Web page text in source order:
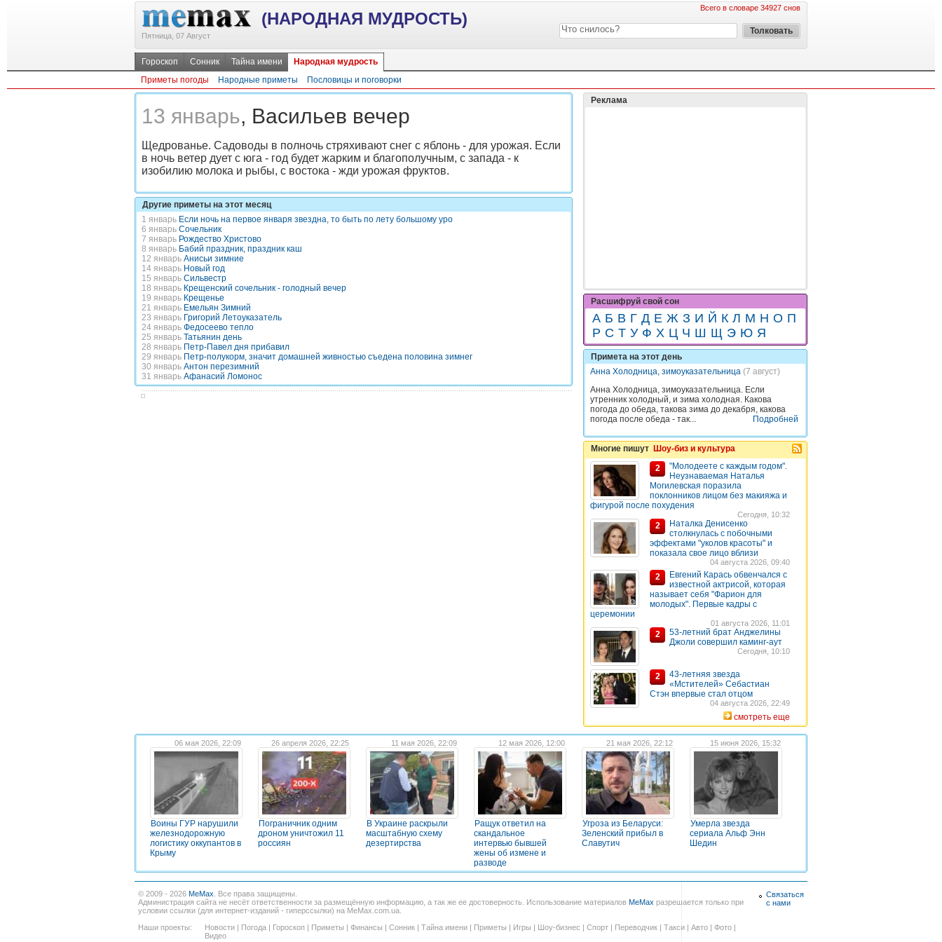
(НАРОДНАЯ МУДРОСТЬ)
Пятница, 07 Август
Всего в словаре 34927 снов
Гороскоп Сонник Тайна имени
Народная мудрость
Приметы погоды
Народные приметы Пословицы и поговорки
13 январь, Васильев вечер
Щедрованье. Садоводы в полночь стряхивают снег с яблонь - для урожая. Если
в ночь ветер дует с юга - год будет жарким и благополучным, с запада - к
изобилию молока и рыбы, с востока - жди урожая фруктов.
Другие приметы на этот месяц
1 январь Если ночь на первое января звездна, то быть по лету большому уро
6 январь Сочельник
7 январь Рождество Христово
8 январь Бабий праздник, праздник каш
12 январь Анисьи зимние
14 январь Новый год
15 январь Сильвестр
18 январь Крещенский сочельник - голодный вечер
19 январь Крещенье
21 январь Емельян Зимний
23 январь Григорий Летоуказатель
24 январь Федосеево тепло
25 январь Татьянин день
28 январь Петр-Павел дня прибавил
29 январь Петр-полукорм, значит домашней живностью съедена половина зимнег
30 январь Антон перезимний
31 январь Афанасий Ломонос
Реклама
Расшифруй свой сон
А Б В Г Д Е Ж З И Й К Л М Н О П
Р С Т У Ф Х Ц Ч Ш Щ Э Ю Я
Примета на этот день
Анна Холодница, зимоуказательница (7 август)
Анна Холодница, зимоуказательница. Если
утренник холодный, и зима холодная. Какова
погода до обеда, такова зима до декабря, какова
погода после обеда - так...
Подробней
Многие пишут Шоу-биз и культура
2
"Молодеете с каждым годом".
Неузнаваемая Наталья
Могилевская поразила
поклонников лицом без макияжа и
фигурой после похудения
Сегодня, 10:32
2
Наталка Денисенко
столкнулась с побочными
эффектами "уколов красоты" и
показала свое лицо вблизи
04 августа 2026, 09:40
2
Евгений Карась обвенчался с
известной актрисой, которая
называет себя "Фарион для
молодых". Первые кадры с
церемонии
01 августа 2026, 11:01
2
53-летний брат Анджелины
Джоли совершил каминг-аут
Сегодня, 10:10
2
43-летняя звезда
«Мстителей» Себастиан
Стэн впервые стал отцом
04 августа 2026, 22:49
смотреть еще
06 мая 2026, 22:09
Воины ГУР нарушили
железнодорожную
логистику оккупантов в
Крыму
26 апреля 2026, 22:25
Пограничник одним
дроном уничтожил 11
россиян
11 мая 2026, 22:09
В Украине раскрыли
масштабную схему
дезертирства
12 мая 2026, 12:00
Ращук ответил на
скандальное
интервью бывшей
жены об измене и
разводе
21 мая 2026, 22:12
Угроза из Беларуси:
Зеленский прибыл в
Славутич
15 июня 2026, 15:32
Умерла звезда
сериала Альф Энн
Шедин
© 2009 - 2026 MeMax . Все права защищены.
Администрация сайта не несёт ответственности за размещённую информацию, а так же ее достоверность. Использование материалов MeMax разрешается только при
условии ссылки (для интернет-изданий - гиперссылки) на MeMax.com.ua.
Наши проекты:
Новости | Погода | Гороскоп | Приметы | Финансы | Сонник | Тайна имени | Приметы | Игры | Шоу-бизнес | Спорт | Переводчик | Такси | Авто | Фото |
Видео
Связаться
с нами